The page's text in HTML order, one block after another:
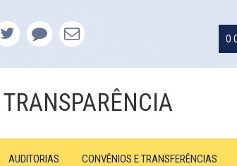
TRANSPARÊNCIA
AUDITORIAS CONVÊNIOS E TRANSFERÊNCIAS